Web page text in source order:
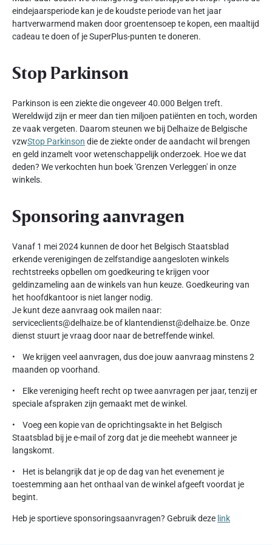
eindejaarsperiode kan je de koudste periode van het jaar
hartverwarmend maken door groentensoep te kopen, een maaltijd
cadeau te doen of je SuperPlus-punten te doneren.
Stop Parkinson
Parkinson is een ziekte die ongeveer 40.000 Belgen treft.
Wereldwijd zijn er meer dan tien miljoen patiënten en toch, worden
ze vaak vergeten. Daarom steunen we bij Delhaize de Belgische
vzwStop Parkinson die de ziekte onder de aandacht wil brengen
en geld inzamelt voor wetenschappelijk onderzoek. Hoe we dat
deden? We verkochten hun boek 'Grenzen Verleggen' in onze
winkels.
Sponsoring aanvragen
Vanaf 1 mei 2024 kunnen de door het Belgisch Staatsblad
erkende verenigingen de zelfstandige aangesloten winkels
rechtstreeks opbellen om goedkeuring te krijgen voor
geldinzameling aan de winkels van hun keuze. Goedkeuring van
het hoofdkantoor is niet langer nodig.
Je kunt deze aanvraag ook mailen naar:
serviceclients@delhaize.be of klantendienst@delhaize.be. Onze
dienst stuurt je vraag door naar de betreffende winkel.
• We krijgen veel aanvragen, dus doe jouw aanvraag minstens 2
maanden op voorhand.
• Elke vereniging heeft recht op twee aanvragen per jaar, tenzij er
speciale afspraken zijn gemaakt met de winkel.
• Voeg een kopie van de oprichtingsakte in het Belgisch
Staatsblad bij je e-mail of zorg dat je die meehebt wanneer je
langskomt.
• Het is belangrijk dat je op de dag van het evenement je
toestemming aan het onthaal van de winkel afgeeft voordat je
begint.
Heb je sportieve sponsoringsaanvragen? Gebruik deze link